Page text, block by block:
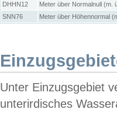
DHHN12
Meter über Normalnull (m.
SNN76
Meter über Höhennormal
Unter Einzugsgebiet
unterirdisches